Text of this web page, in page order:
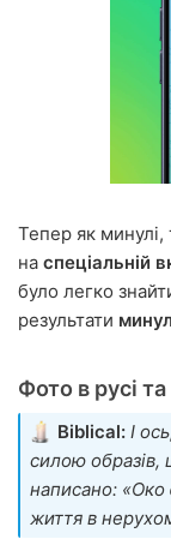
Тепер як минулі,
на спеціальній
було легко
результати
Фото в русі
Biblical: І
силою
написано: «Око
життя в